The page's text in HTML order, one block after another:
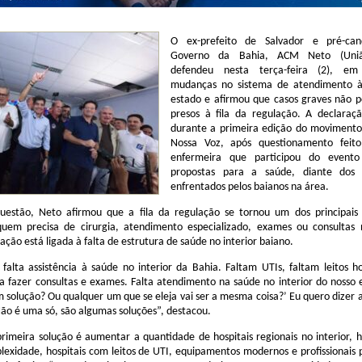
O ex-prefeito de Salvador e pré-
Governo da Bahia, ACM Neto
defendeu nesta terça-feira (2), em
mudanças no sistema de atendimento
estado e afirmou que casos graves não
presos à fila da regulação. A
durante a primeira edição do movimento
Nossa Voz, após questionamento
enfermeira que participou do
propostas para a saúde, diante dos
enfrentados pelos baianos na área.
Neto afirmou que a fila da regulação se tornou um dos principais
precisa de cirurgia, atendimento especializado, exames ou consultas
está ligada à falta de estrutura de saúde no interior baiano.
assistência à saúde no interior da Bahia. Faltam UTIs, faltam leitos
fazer consultas e exames. Falta atendimento na saúde no interior do nosso
Ou qualquer um que se eleja vai ser a mesma coisa?’ Eu quero dizer
é uma só, são algumas soluções”, destacou.
solução é aumentar a quantidade de hospitais regionais no interior,
hospitais com leitos de UTI, equipamentos modernos e profissionais